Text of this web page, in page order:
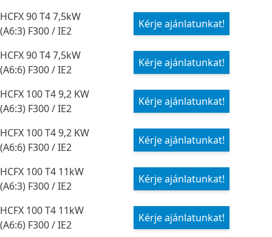
HCFX 90 T4 7,5kW
(A6:3) F300 / IE2
Kérje ajánlatunkat!
HCFX 90 T4 7,5kW
(A6:6) F300 / IE2
Kérje ajánlatunkat!
HCFX 100 T4 9,2 KW
(A6:3) F300 / IE2
Kérje ajánlatunkat!
HCFX 100 T4 9,2 KW
(A6:6) F300 / IE2
Kérje ajánlatunkat!
HCFX 100 T4 11kW
(A6:3) F300 / IE2
Kérje ajánlatunkat!
HCFX 100 T4 11kW
(A6:6) F300 / IE2
Kérje ajánlatunkat!